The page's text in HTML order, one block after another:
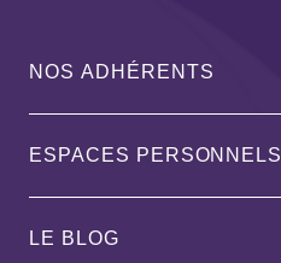
NOS ADHÉRENTS
ESPACES PERSONNELS
LE BLOG